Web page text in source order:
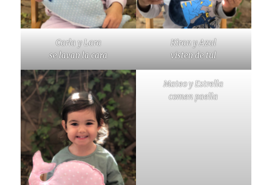
Carla y Lara
se lavan la cara
Kiran y Azul
visten de tul
Mateo y Estrella
comen paella